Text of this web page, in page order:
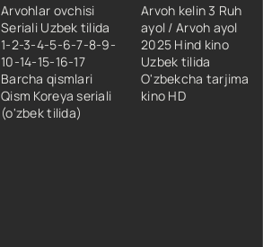
Arvohlar ovchisi
Seriali Uzbek tilida
1-2-3-4-5-6-7-8-9-
10-14-15-16-17
Barcha qismlari
Qism Koreya seriali
(o'zbek tilida)
Arvoh kelin 3 Ruh
ayol / Arvoh ayol
2025 Hind kino
Uzbek tilida
O'zbekcha tarjima
kino HD